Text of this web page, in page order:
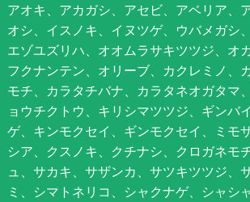
アオキ、アカガシ、アセビ、アベリア、
オシ、イスノキ、イヌツゲ、ウバメガシ
エゾユズリハ、オオムラサキツツジ、オ
フクナンテン、オリーブ、カクレミノ、
モチ、カラタチバナ、カラタネオガタマ
ョウチクトウ、キリシマツツジ、ギンバ
ゲ、キンモクセイ、ギンモクセイ、ミモ
シア、クスノキ、クチナシ、クロガネモ
ュ、サカキ、サザンカ、サツキツツジ、
ミ、シマトネリコ、シャクナゲ、シャシ